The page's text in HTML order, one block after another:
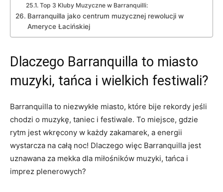
Top 3 Kluby ⁣Muzyczne w Barranquilli:
Barranquilla jako​ centrum ​muzycznej rewolucji w
Ameryce Łacińskiej
Dlaczego Barranquilla to ​miasto
muzyki, tańca‍ i‍ wielkich festiwali?
Barranquilla to⁤ niezwykłe miasto, które bije rekordy⁢ jeśli
chodzi o muzykę, taniec i festiwale. To⁣ miejsce, gdzie‍
rytm jest wkręcony⁤ w każdy zakamarek, a energii
⁣wystarcza na całą noc! Dlaczego więc‍ Barranquilla jest
uznawana ⁢za mekka dla miłośników muzyki, tańca i
imprez plenerowych?